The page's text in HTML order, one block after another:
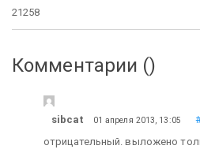
21258
Комментарии ()
sibcat 01 апреля 2013, 13:05
отрицательный. выложено